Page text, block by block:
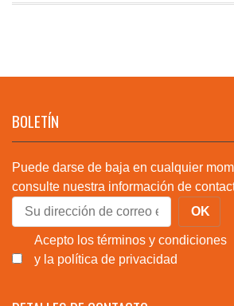
BOLETÍN
Puede darse de baja en cualquier
consulte nuestra información de
Acepto los términos y condiciones
y la política de privacidad